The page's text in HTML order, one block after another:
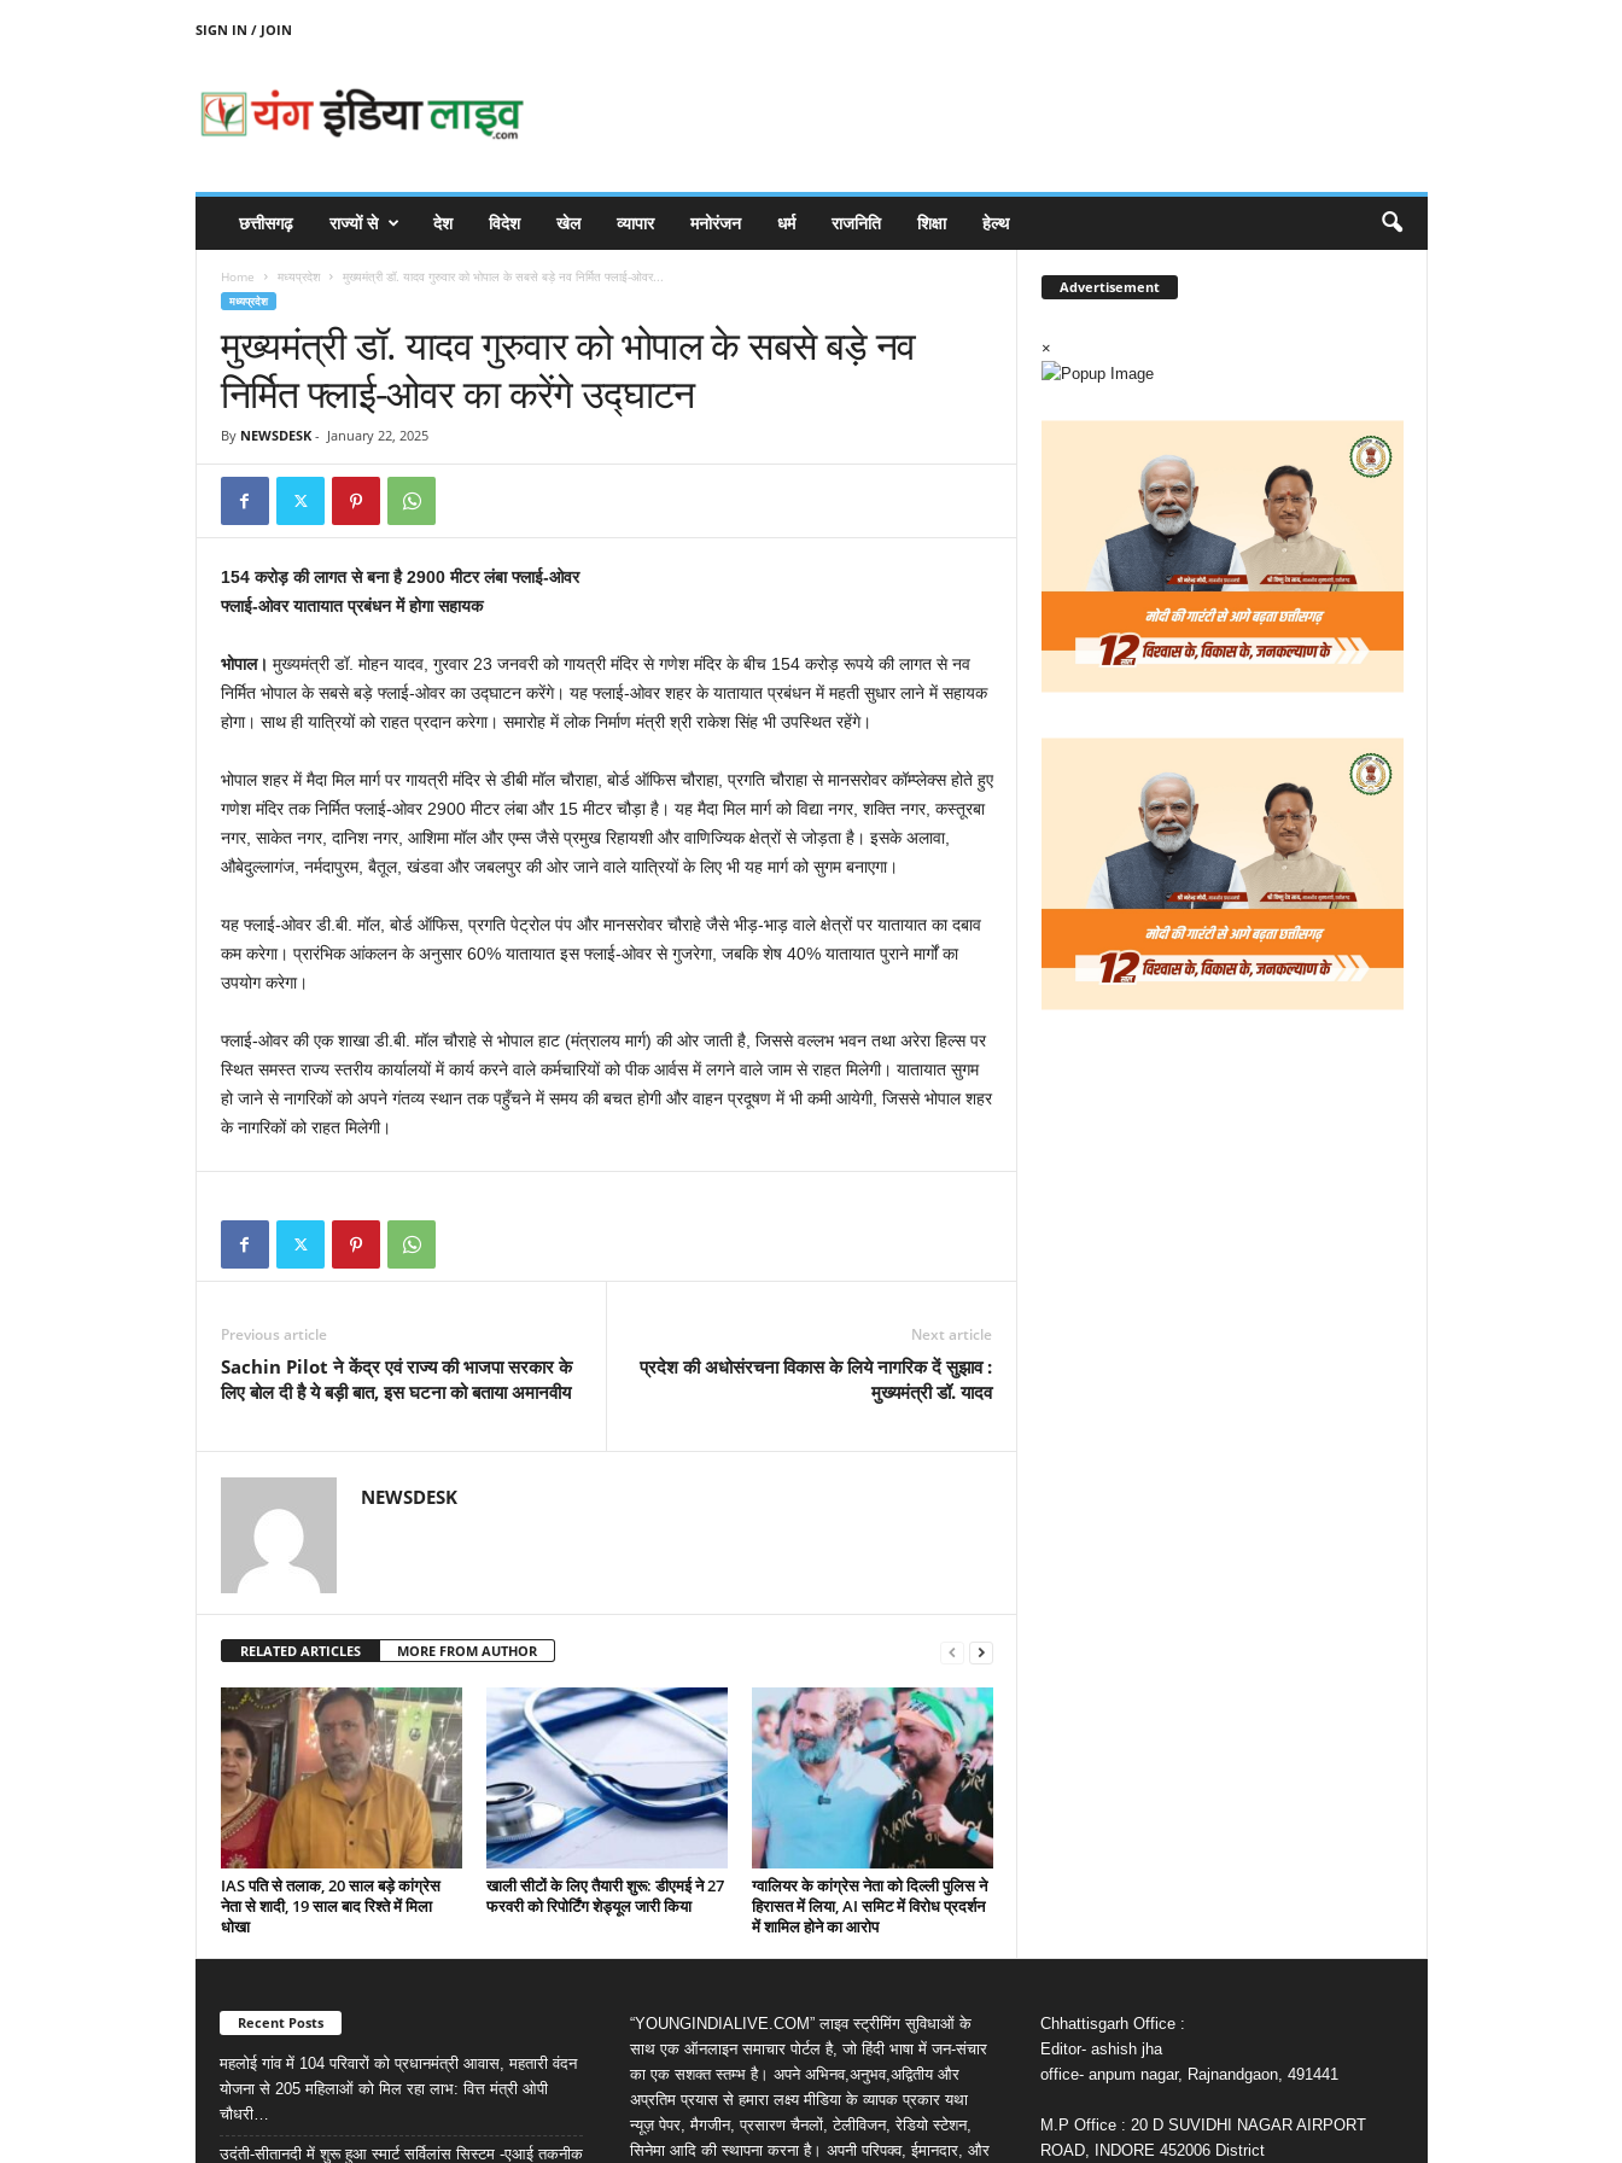
SIGN IN / JOIN
N
छत्तीसगढ़ राज्यों से देश विदेश खेल व्यापार मनोरंजन धर्म राजनिति शिक्षा हेल्थ
Home मध्यप्रदेश मुख्यमंत्री डॉ. यादव गुरुवार को भोपाल के सबसे बड़े नव निर्मित फ्लाई-ओवर...
मध्यप्रदेश
मुख्यमंत्री डॉ. यादव गुरुवार को भोपाल के सबसे बड़े नव
निर्मित फ्लाई-ओवर का करेंगे उद्घाटन
By NEWSDESK- January 22, 2025
154 करोड़ की लागत से बना है 2900 मीटर लंबा फ्लाई-ओवर
फ्लाई-ओवर यातायात प्रबंधन में होगा सहायक
भोपाल। मुख्यमंत्री डॉ. मोहन यादव, गुरवार 23 जनवरी को गायत्री मंदिर से गणेश मंदिर के बीच 154 करोड़ रूपये की लागत से नव
निर्मित भोपाल के सबसे बड़े फ्लाई-ओवर का उद्घाटन करेंगे। यह फ्लाई-ओवर शहर के यातायात प्रबंधन में महती सुधार लाने में सहायक
होगा। साथ ही यात्रियों को राहत प्रदान करेगा। समारोह में लोक निर्माण मंत्री श्री राकेश सिंह भी उपस्थित रहेंगे।
भोपाल शहर में मैदा मिल मार्ग पर गायत्री मंदिर से डीबी मॉल चौराहा, बोर्ड ऑफिस चौराहा, प्रगति चौराहा से मानसरोवर कॉम्प्लेक्स होते हुए
गणेश मंदिर तक निर्मित फ्लाई-ओवर 2900 मीटर लंबा और 15 मीटर चौड़ा है। यह मैदा मिल मार्ग को विद्या नगर, शक्ति नगर, कस्तूरबा
नगर, साकेत नगर, दानिश नगर, आशिमा मॉल और एम्स जैसे प्रमुख रिहायशी और वाणिज्यिक क्षेत्रों से जोड़ता है। इसके अलावा,
औबेदुल्लागंज, नर्मदापुरम, बैतूल, खंडवा और जबलपुर की ओर जाने वाले यात्रियों के लिए भी यह मार्ग को सुगम बनाएगा।
यह फ्लाई-ओवर डी.बी. मॉल, बोर्ड ऑफिस, प्रगति पेट्रोल पंप और मानसरोवर चौराहे जैसे भीड़-भाड़ वाले क्षेत्रों पर यातायात का दबाव
कम करेगा। प्रारंभिक आंकलन के अनुसार 60% यातायात इस फ्लाई-ओवर से गुजरेगा, जबकि शेष 40% यातायात पुराने मार्गों का
उपयोग करेगा।
फ्लाई-ओवर की एक शाखा डी.बी. मॉल चौराहे से भोपाल हाट (मंत्रालय मार्ग) की ओर जाती है, जिससे वल्लभ भवन तथा अरेरा हिल्स पर
स्थित समस्त राज्य स्तरीय कार्यालयों में कार्य करने वाले कर्मचारियों को पीक आर्वस में लगने वाले जाम से राहत मिलेगी। यातायात सुगम
हो जाने से नागरिकों को अपने गंतव्य स्थान तक पहुँचने में समय की बचत होगी और वाहन प्रदूषण में भी कमी आयेगी, जिससे भोपाल शहर
के नागरिकों को राहत मिलेगी।
Previous article
Sachin Pilot ने केंद्र एवं राज्य की भाजपा सरकार के
लिए बोल दी है ये बड़ी बात, इस घटना को बताया अमानवीय
Next article
प्रदेश की अधोसंरचना विकास के लिये नागरिक दें सुझाव :
मुख्यमंत्री डॉ. यादव
NEWSDESK
RELATED ARTICLES MORE FROM AUTHOR
IAS पति से तलाक, 20 साल बड़े कांग्रेस
नेता से शादी, 19 साल बाद रिश्ते में मिला
धोखा
खाली सीटों के लिए तैयारी शुरू: डीएमई ने 27
फरवरी को रिपोर्टिंग शेड्यूल जारी किया
ग्वालियर के कांग्रेस नेता को दिल्ली पुलिस ने
हिरासत में लिया, AI समिट में विरोध प्रदर्शन
में शामिल होने का आरोप
Advertisement
×
Recent Posts
महलोई गांव में 104 परिवारों को प्रधानमंत्री आवास, महतारी वंदन
योजना से 205 महिलाओं को मिल रहा लाभ: वित्त मंत्री ओपी
चौधरी…
उदंती-सीतानदी में शुरू हुआ स्मार्ट सर्विलांस सिस्टम -एआई तकनीक
“YOUNGINDIALIVE.COM” लाइव स्ट्रीमिंग सुविधाओं के
साथ एक ऑनलाइन समाचार पोर्टल है, जो हिंदी भाषा में जन-संचार
का एक सशक्त स्तम्भ है। अपने अभिनव,अनुभव,अद्वितीय और
अप्रतिम प्रयास से हमारा लक्ष्य मीडिया के व्यापक प्रकार यथा
न्यूज़ पेपर, मैगजीन, प्रसारण चैनलों, टेलीविजन, रेडियो स्टेशन,
सिनेमा आदि की स्थापना करना है। अपनी परिपक्व, ईमानदार, और
Chhattisgarh Office :
Editor- ashish jha
office- anpum nagar, Rajnandgaon, 491441
M.P Office : 20 D SUVIDHI NAGAR AIRPORT
ROAD, INDORE 452006 District